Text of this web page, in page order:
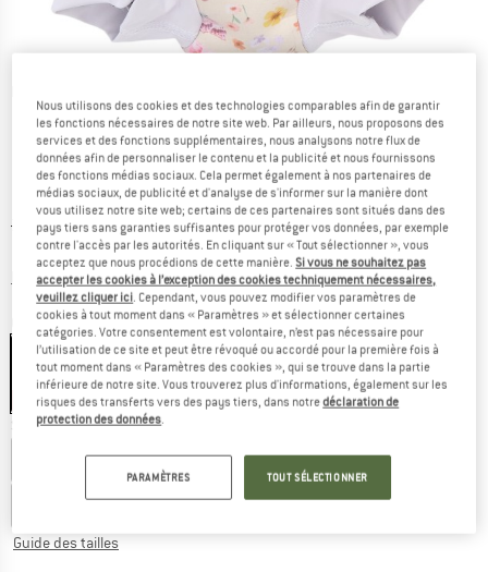
Prix initial :
34,95€
Prix:
17,48€ TVA incl.
hors Frais de livraisonInformations sur les frais de livraison. Ouvre une
Couleur:Butterfly AOP
-50 %
Sélectionner taille:
1-2 Years 2-3 Years 3-4 Years 3-6 Months
6-12 Months
Guide des tailles
Nous utilisons des cookies et des technologies comparables afin de garantir
les fonctions nécessaires de notre site web. Par ailleurs, nous proposons des
services et des fonctions supplémentaires, nous analysons notre flux de
données afin de personnaliser le contenu et la publicité et nous fournissons
des fonctions médias sociaux. Cela permet également à nos partenaires de
médias sociaux, de publicité et d'analyse de s'informer sur la manière dont
vous utilisez notre site web; certains de ces partenaires sont situés dans des
pays tiers sans garanties suffisantes pour protéger vos données, par exemple
contre l'accès par les autorités. En cliquant sur « Tout sélectionner », vous
acceptez que nous procédions de cette manière.Si vous ne souhaitez pas
accepter les cookies à l’exception des cookies techniquement nécessaires,
veuillez cliquer ici. Cependant, vous pouvez modifier vos paramètres de
cookies à tout moment dans « Paramètres » et sélectionner certaines
catégories. Votre consentement est volontaire, n’est pas nécessaire pour
l’utilisation de ce site et peut être révoqué ou accordé pour la première fois à
tout moment dans « Paramètres des cookies », qui se trouve dans la partie
inférieure de notre site. Vous trouverez plus d'informations, également sur les
risques des transferts vers des pays tiers, dans notredéclaration de
protection des données.
PARAMÈTRES TOUT SÉLECTIONNER